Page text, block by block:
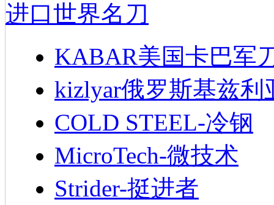
进口世界名刀
KABAR美国卡巴军
kizlyar俄罗斯基兹利
COLD STEEL-冷钢
MicroTech-微技术
Strider-挺进者